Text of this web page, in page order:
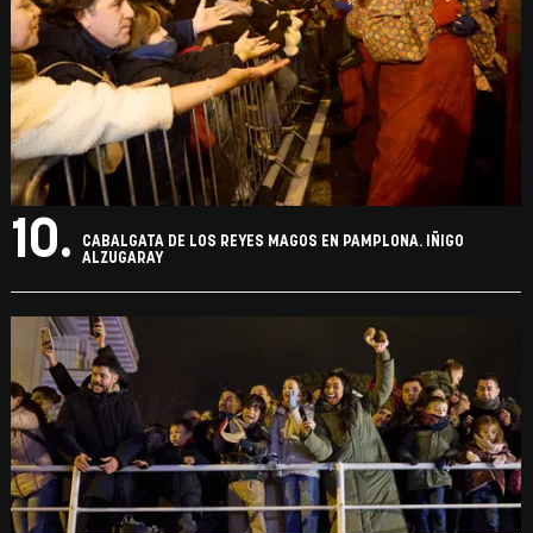
10.
CABALGATA DE LOS REYES MAGOS EN PAMPLONA. IÑIGO
ALZUGARAY